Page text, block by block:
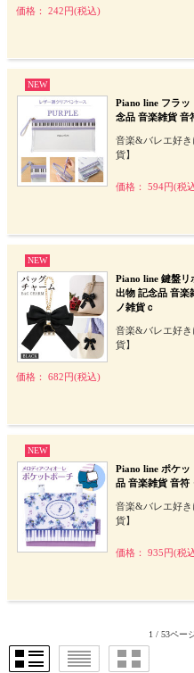
価格： 242円(税込)
NEW
Piano line フラッ
念品 音楽雑貨 音
音楽&バレエ好
貨】
価格： 594円(税
NEW
Piano line 鍵盤リ
出物 記念品 音楽
ノ雑貨ｃ
音楽&バレエ好
貨】
価格： 682円(税込)
NEW
Piano line ポケッ
品 音楽雑貨 音符
音楽&バレエ好
貨】
価格： 935円(税
1 / 53ペー